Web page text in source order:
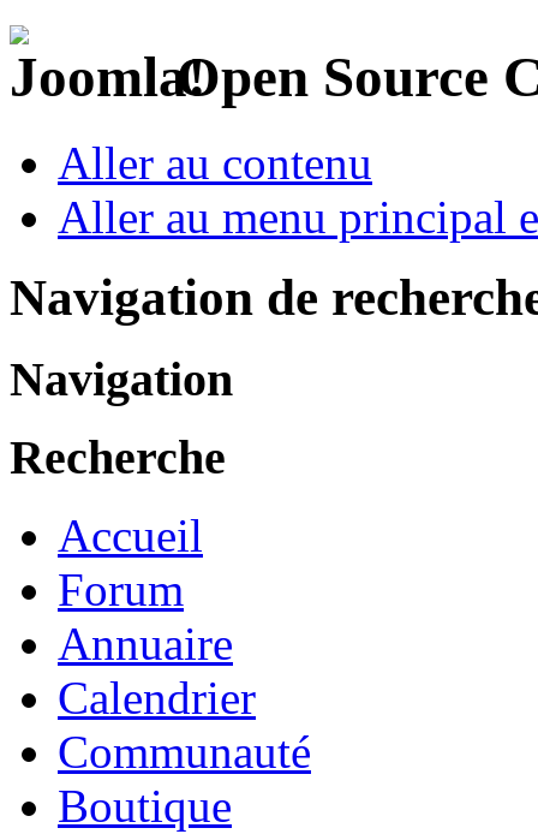
Open Source
Aller au contenu
Aller au menu principal
Navigation de
Navigation
Recherche
Accueil
Forum
Annuaire
Calendrier
Communauté
Boutique